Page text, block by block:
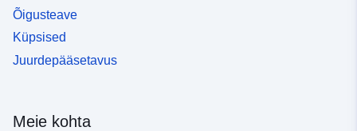
Õigusteave
Küpsised
Juurdepääsetavus
Meie kohta